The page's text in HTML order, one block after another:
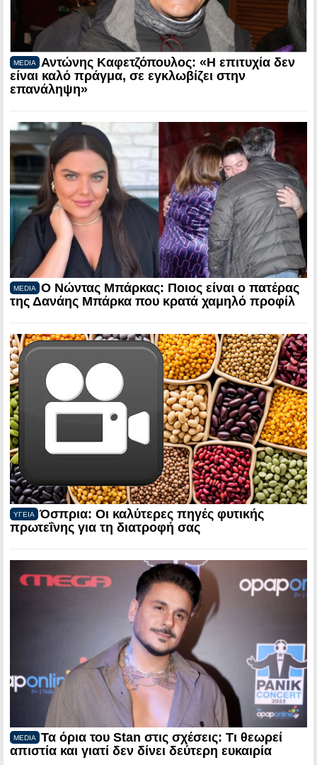
MEDIA
Αντώνης Καφετζόπουλος: «Η επιτυχία δεν
είναι καλό πράγμα, σε εγκλωβίζει στην
επανάληψη»
MEDIA
Ο Νώντας Μπάρκας: Ποιος είναι ο πατέρας
της Δανάης Μπάρκα που κρατά χαμηλό προφίλ
ΥΓΕΙΑ
Όσπρια: Οι καλύτερες πηγές φυτικής
πρωτεΐνης για τη διατροφή σας
MEDIA
Τα όρια του Stan στις σχέσεις: Τι θεωρεί
απιστία και γιατί δεν δίνει δεύτερη ευκαιρία